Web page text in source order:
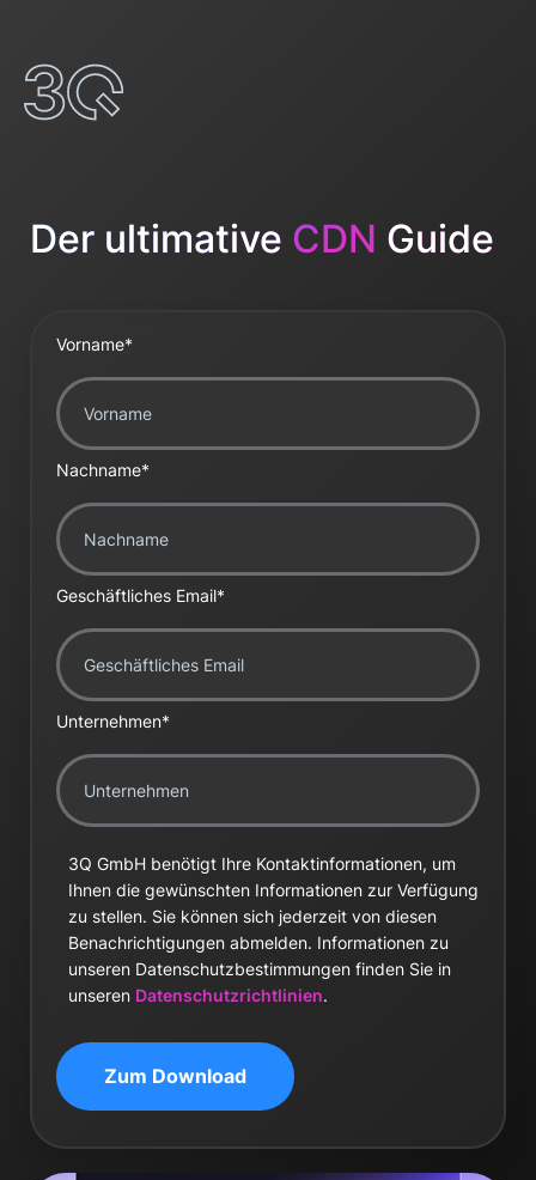
Der ultimative CDN Guide
Vorname*
Nachname*
Geschäftliches Email*
Unternehmen*
3Q GmbH benötigt Ihre Kontaktinformationen, um
Ihnen die gewünschten Informationen zur Verfügung
zu stellen. Sie können sich jederzeit von diesen
Benachrichtigungen abmelden. Informationen zu
unseren Datenschutzbestimmungen finden Sie in
unseren Datenschutzrichtlinien.